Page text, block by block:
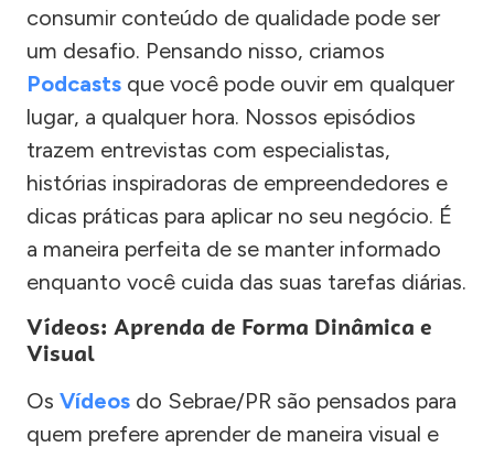
consumir conteúdo de qualidade pode ser
um desafio. Pensando nisso, criamos
Podcasts que você pode ouvir em qualquer
lugar, a qualquer hora. Nossos episódios
trazem entrevistas com especialistas,
histórias inspiradoras de empreendedores e
dicas práticas para aplicar no seu negócio. É
a maneira perfeita de se manter informado
enquanto você cuida das suas tarefas diárias.
Vídeos: Aprenda de Forma Dinâmica e
Visual
Os Vídeos do Sebrae/PR são pensados para
quem prefere aprender de maneira visual e